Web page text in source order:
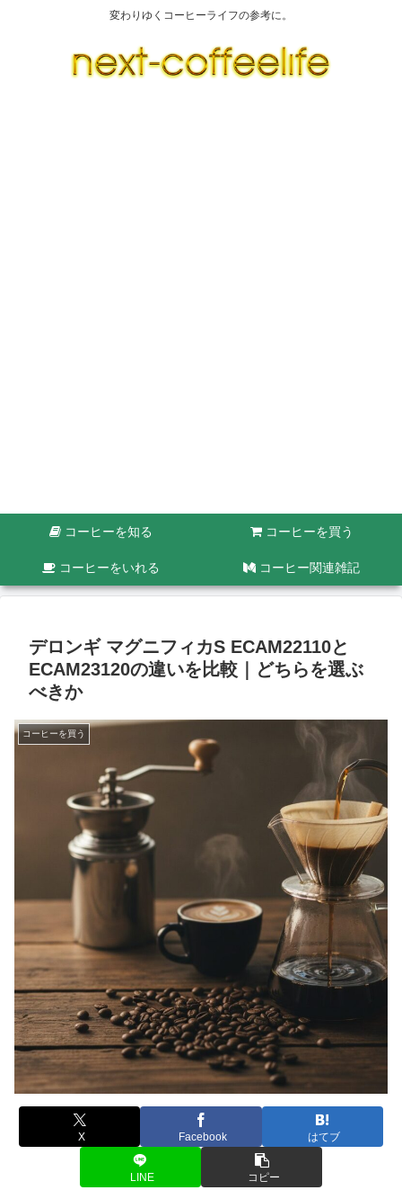
変わりゆくコーヒーライフの参考に。
コーヒーを知る コーヒーを買う
コーヒーをいれる コーヒー関連雑記
デロンギ マグニフィカS ECAM22110と
ECAM23120の違いを比較｜どちらを選ぶ
べきか
コーヒーを買う
X Facebook はてブ
LINE コピー